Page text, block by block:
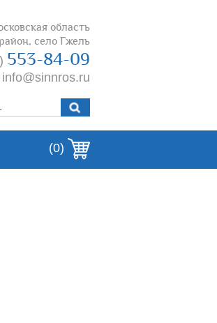
область
село Гжель
553-84-09
info@sinnros.ru
(0)